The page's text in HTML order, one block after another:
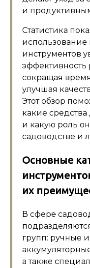
и
Статистика
использование
инструментов
эффективность
сокращая
улучшая
Этот обзор
какие
и какую роль
садоводстве и
Основные
их
В сфере
групп: ручные
а также